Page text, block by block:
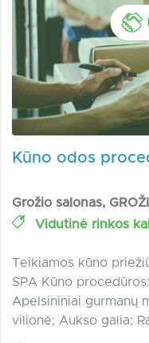
Kūno odos
Grožio salonas,
Vidutinė rinkos
Teikiamos kūno
SPA Kūno
Apelsininiai gurmanų
vilionė; Aukso galia;